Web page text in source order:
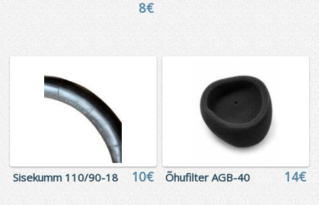
8€
Sisekumm 110/90-18 10€ Õhufilter AGB-40 14€